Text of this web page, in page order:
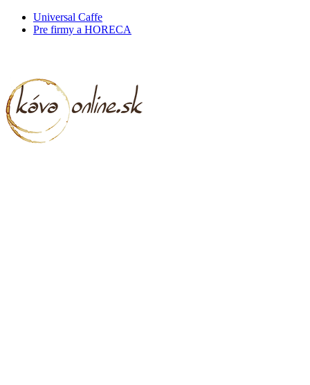
Universal Caffe
Pre firmy a HORECA